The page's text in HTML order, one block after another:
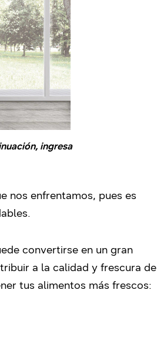
ingresa
nos enfrentamos, pues es
convertirse en un gran
a la calidad y frescura de
tus alimentos más frescos: